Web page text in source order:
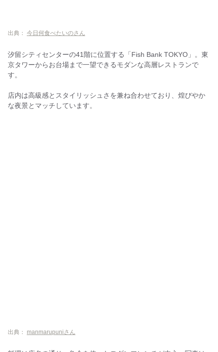
トラン
【汐留駅周辺（ハマサイトグルメ内）】ランチにおすすめのレスト
ラン
出典： 今日何食べたいのさん
汐留シティセンターの41階に位置する「Fish Bank TOKYO」。東
京タワーからお台場まで一望できるモダンな高層レストランで
す。
店内は高級感とスタイリッシュさを兼ね合わせており、煌びやか
な夜景とマッチしています。
出典： manmarupuniさん